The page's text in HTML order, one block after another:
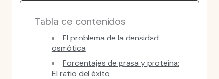
Tabla de contenidos
El problema de la densidad
osmótica
Porcentajes de grasa y proteína:
El ratio del éxito